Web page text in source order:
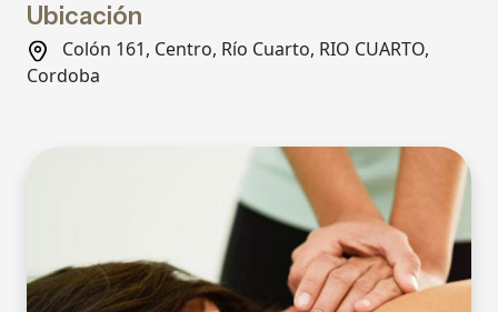
Ubicación
Colón 161, Centro, Río Cuarto, RIO CUARTO,
Cordoba